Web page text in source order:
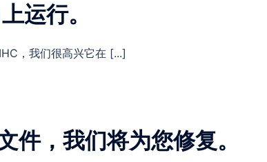
运行。
，我们很高兴它在 [...]
件，我们将为您修复。